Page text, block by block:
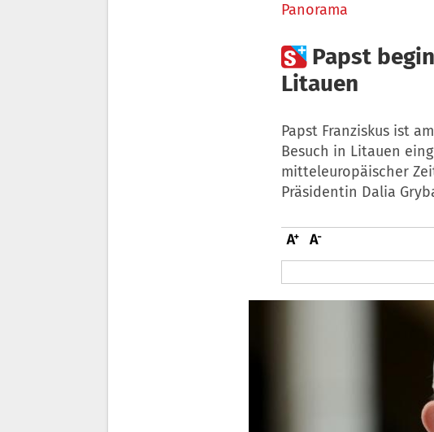
Panorama
 Papst
Litauen
Papst Franziskus ist
Besuch in Litauen
mitteleuropäischer
Präsidentin Dalia